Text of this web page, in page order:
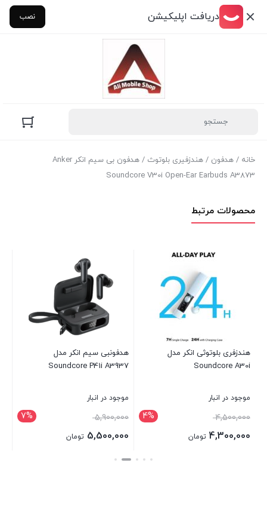
دریافت اپلیکیشن نصب
خانه / هدفون / هندزفیری بلوتوث
/ هدفون بی سیم انکر Anker
Soundcore V30i Open-Ear Earbuds A3873
محصولات مرتبط
هندزفری بلوتوثی انکر مدل
Soundcore A30i
موجود در انبار
4% 4,500,000
4,300,000 تومان
هدفونبی سیم انکر مدل
Soundcore P41i A3937
موجود در انبار
7% 5,900,000
5,500,000 تومان
بستن